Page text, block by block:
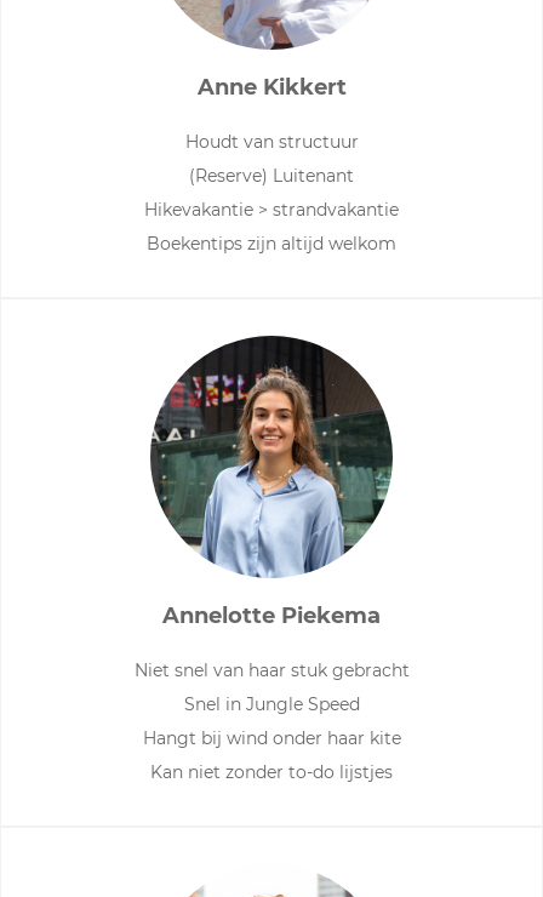
Anne Kikkert
Houdt van structuur
(Reserve) Luitenant
Hikevakantie > strandvakantie
Boekentips zijn altijd welkom
Annelotte Piekema
Niet snel van haar stuk gebracht
Snel in Jungle Speed
Hangt bij wind onder haar kite
Kan niet zonder to-do lijstjes